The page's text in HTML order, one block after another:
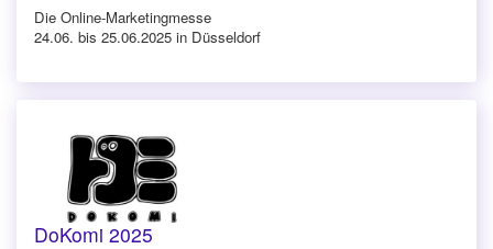
Die Online-Marketingmesse
24.06. bis 25.06.2025 in Düsseldorf
DoKomi 2025